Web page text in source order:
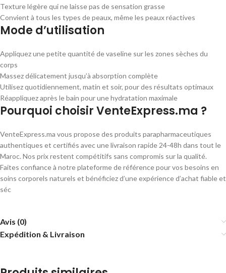
Texture légère qui ne laisse pas de sensation grasse
Convient à tous les types de peaux, même les peaux réactives
Mode d’utilisation
Appliquez une petite quantité de vaseline sur les zones sèches du
corps
Massez délicatement jusqu’à absorption complète
Utilisez quotidiennement, matin et soir, pour des résultats optimaux
Réappliquez après le bain pour une hydratation maximale
Pourquoi choisir VenteExpress.ma ?
VenteExpress.ma vous propose des produits parapharmaceutiques
authentiques et certifiés avec une livraison rapide 24-48h dans tout le
Maroc. Nos prix restent compétitifs sans compromis sur la qualité.
Faites confiance à notre plateforme de référence pour vos besoins en
soins corporels naturels et bénéficiez d’une expérience d’achat fiable et
séc
Avis (0)
Expédition & Livraison